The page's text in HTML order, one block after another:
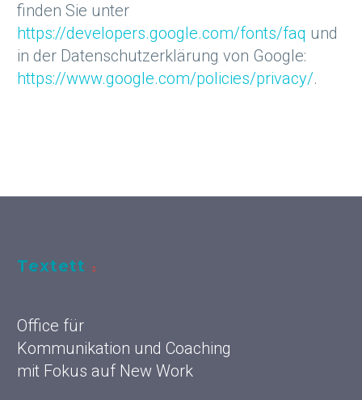
finden Sie unter
https://developers.google.com/fonts/faq und
in der Datenschutzerklärung von Google:
https://www.google.com/policies/privacy/.
Textett
Office für
Kommunikation und Coaching
mit Fokus auf New Work